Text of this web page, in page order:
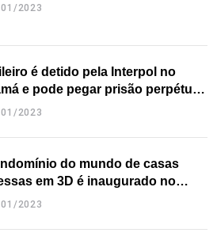
2023
é detido pela Interpol no
e pode pegar prisão perpétua
2023
do mundo de casas
em 3D é inaugurado no
2023